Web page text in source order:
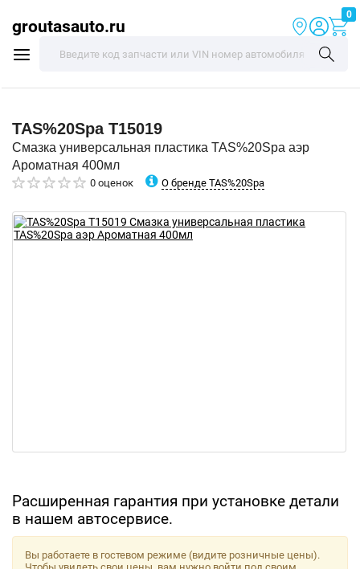
groutasauto.ru
0
TAS%20Spa T15019
Смазка универсальная пластика TAS%20Spa аэр
Ароматная 400мл
0 оценок О бренде TAS%20Spa
Расширенная гарантия при установке детали
в нашем автосервисе.
Вы работаете в гостевом режиме (видите розничные цены).